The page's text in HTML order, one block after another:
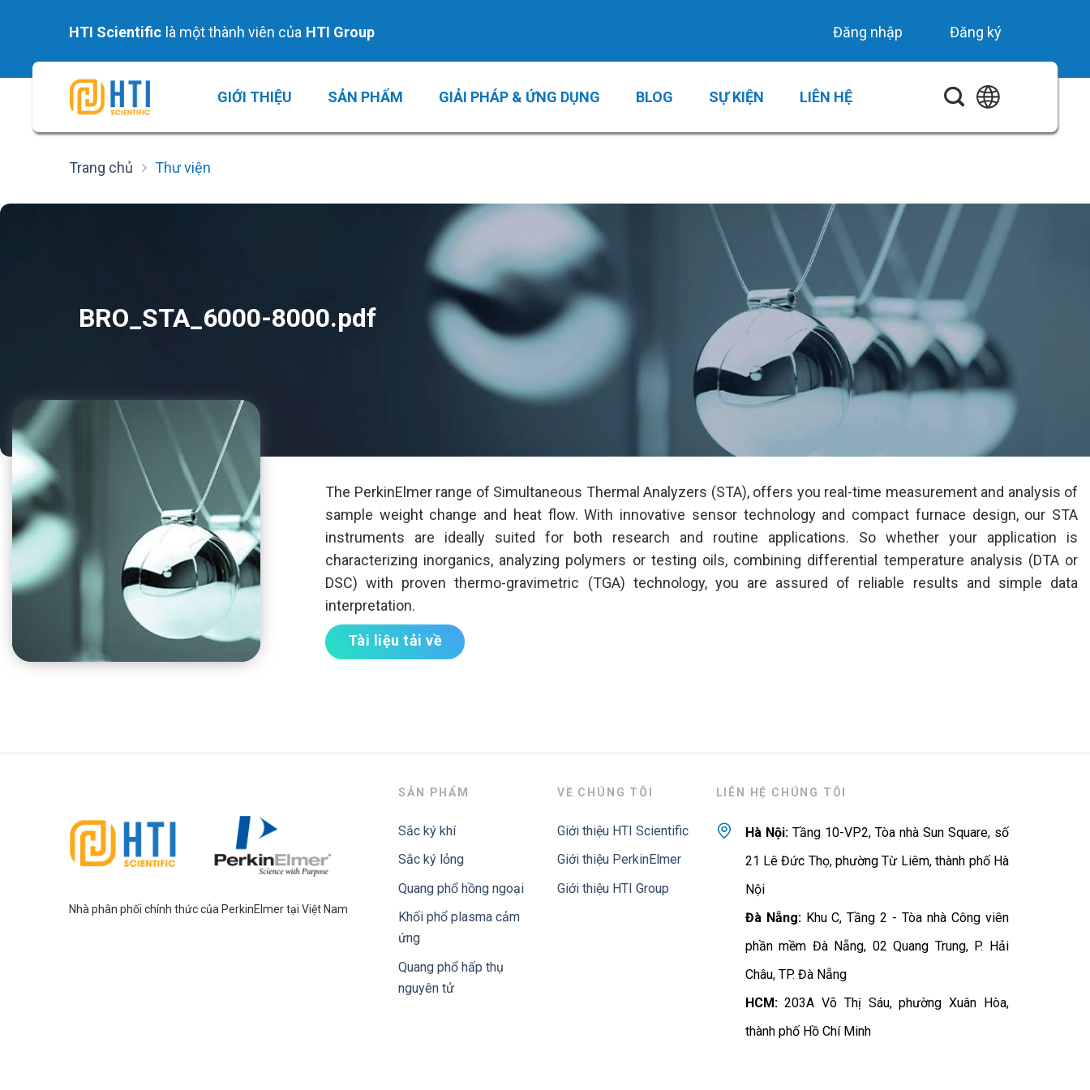
HTI Scientific là một thành viên của HTI Group Đăng nhập Đăng ký
GIỚI THIỆU SẢN PHẨM GIẢI PHÁP & ỨNG DỤNG BLOG SỰ KIỆN LIÊN HỆ
Trang chủ Thư viện
BRO_STA_6000-8000.pdf
The PerkinElmer range of Simultaneous Thermal Analyzers (STA), offers you real-time measurement and analysis of
sample weight change and heat flow. With innovative sensor technology and compact furnace design, our STA
instruments are ideally suited for both research and routine applications. So whether your application is
characterizing inorganics, analyzing polymers or testing oils, combining differential temperature analysis (DTA or
DSC) with proven thermo-gravimetric (TGA) technology, you are assured of reliable results and simple data
interpretation.
Tài liệu tải về
Nhà phân phối chính thức của PerkinElmer tại Việt Nam
SẢN PHẨM
Sắc ký khí
Sắc ký lỏng
Quang phổ hồng ngoại
Khối phổ plasma cảm
ứng
Quang phổ hấp thụ
nguyên tử
VỀ CHÚNG TÔI
Giới thiệu HTI Scientific
Giới thiệu PerkinElmer
Giới thiệu HTI Group
LIÊN HỆ CHÚNG TÔI
Hà Nội:Tầng 10-VP2, Tòa nhà Sun Square, số
21 Lê Đức Thọ, phường Từ Liêm, thành phố Hà
Nội
Đà Nẵng:Khu C, Tầng 2 - Tòa nhà Công viên
phần mềm Đà Nẵng, 02 Quang Trung, P. Hải
Châu, TP. Đà Nẵng
HCM:203A Võ Thị Sáu, phường Xuân Hòa,
thành phố Hồ Chí Minh